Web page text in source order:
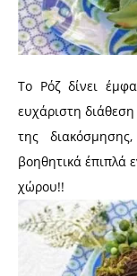
Το Ρόζ δίνει
ευχάριστη διάθεση
της
βοηθητικά έπιπλά
χώρου!!